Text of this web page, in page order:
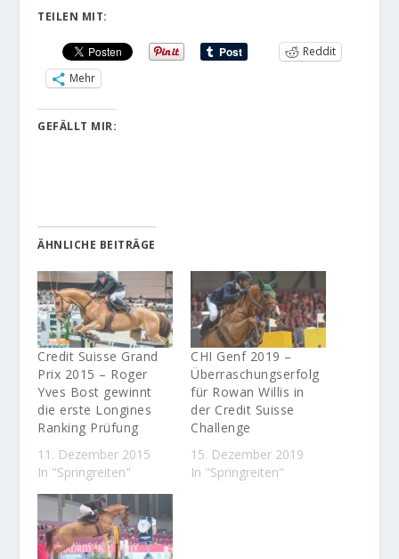
TEILEN MIT:
Reddit
Mehr
GEFÄLLT MIR:
ÄHNLICHE BEITRÄGE
Credit Suisse Grand
Prix 2015 – Roger
Yves Bost gewinnt
die erste Longines
Ranking Prüfung
11. Dezember 2015
In "Springreiten"
CHI Genf 2019 –
Überraschungserfolg
für Rowan Willis in
der Credit Suisse
Challenge
15. Dezember 2019
In "Springreiten"